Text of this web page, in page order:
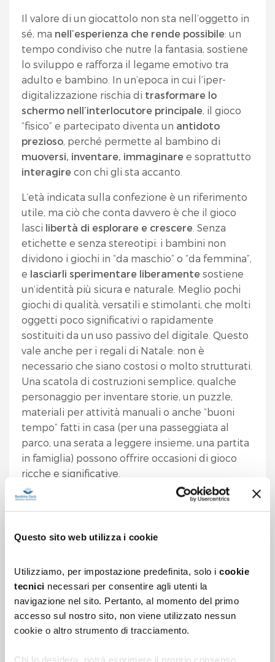
Questo sito web utilizza i cookie
Utilizziamo, per impostazione predefinita, solo i cookie
tecnici necessari per consentire agli utenti la
navigazione nel sito. Pertanto, al momento del primo
accesso sul nostro sito, non viene utilizzato nessun
cookie o altro strumento di tracciamento.
Chi lo desidera, potrà esprimere il proprio consenso
Il valore di un giocattolo non sta nell’oggetto in
sé, ma nell’esperienza che rende possibile: un
tempo condiviso che nutre la fantasia, sostiene
lo sviluppo e rafforza il legame emotivo tra
adulto e bambino. In un’epoca in cui l’iper-
digitalizzazione rischia di trasformare lo
schermo nell’interlocutore principale, il gioco
“fisico” e partecipato diventa un antidoto
prezioso, perché permette al bambino di
muoversi, inventare, immaginare e soprattutto
interagire con chi gli sta accanto.
L’età indicata sulla confezione è un riferimento
utile, ma ciò che conta davvero è che il gioco
lasci libertà di esplorare e crescere . Senza
etichette e senza stereotipi: i bambini non
dividono i giochi in “da maschio” o “da femmina”,
e lasciarli sperimentare liberamente sostiene
un’identità più sicura e naturale. Meglio pochi
giochi di qualità, versatili e stimolanti, che molti
oggetti poco significativi o rapidamente
sostituiti da un uso passivo del digitale. Questo
vale anche per i regali di Natale: non è
necessario che siano costosi o molto strutturati.
Una scatola di costruzioni semplice, qualche
personaggio per inventare storie, un puzzle,
materiali per attività manuali o anche “buoni
tempo” fatti in casa (per una passeggiata al
parco, una serata a leggere insieme, una partita
in famiglia) possono offrire occasioni di gioco
ricche e significative.
Inventare, costruire, smontare, fingere: sono
attività che favorisconoattenzione, regolazione
frequenti nei bambini.«Crescendo, i piccoli
sentono il bisogno di confrontarsi con gli altri
spiega Menghini -l’adulto può accompagnarli
verso giochi in cui è necessario attendere il
proprio turno, rispettare quello dell’altro,